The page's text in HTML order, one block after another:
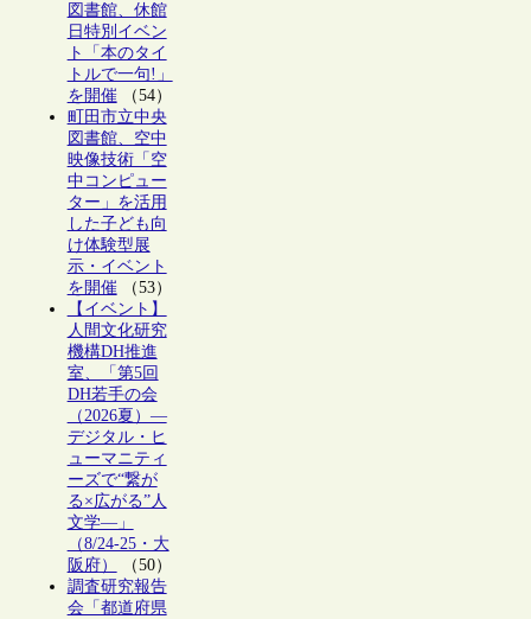
図書館、休館
日特別イベン
ト「本のタイ
トルで一句!」
を開催（54）
町田市立中央
図書館、空中
映像技術「空
中コンピュー
ター」を活用
した子ども向
け体験型展
示・イベント
を開催（53）
【イベント】
人間文化研究
機構DH推進
室、「第5回
DH若手の会
（2026夏）―
デジタル・ヒ
ューマニティ
ーズで“繋が
る×広がる”人
文学―」
（8/24-25・大
阪府）
（50）
調査研究報告
会「都道府県